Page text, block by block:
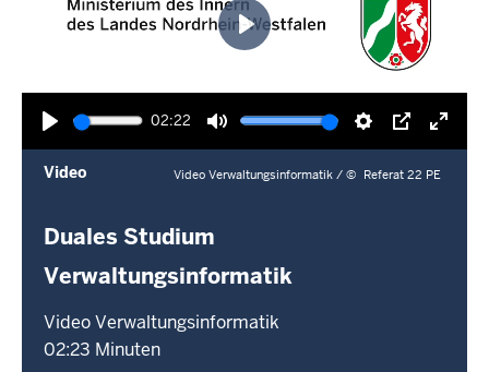
Wiedergabe
02:22
Ton
stummschalten
Einstellungen
Picture-
in-
Wiedergabe
Video Video Verwaltungsinformatik /© Referat 22 PE
Duales Studium
Verwaltungsinformatik
Video Verwaltungsinformatik
02:23 Minuten